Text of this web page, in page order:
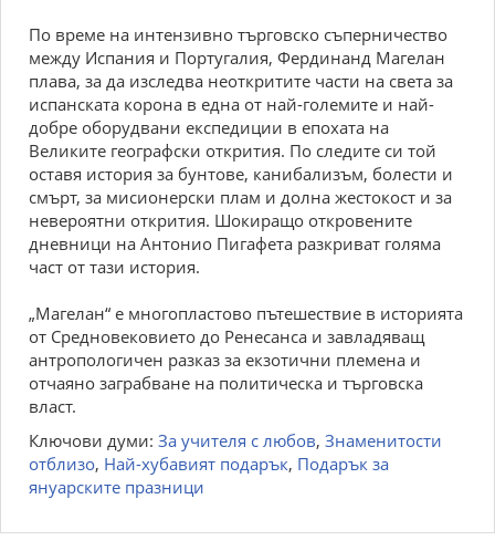
По време на интензивно търговско съперничество
между Испания и Португалия, Фердинанд Магелан
плава, за да изследва неоткритите части на света за
испанската корона в една от най-големите и най-
добре оборудвани експедиции в епохата на
Великите географски открития. По следите си той
оставя история за бунтове, канибализъм, болести и
смърт, за мисионерски плам и долна жестокост и за
невероятни открития. Шокиращо откровените
дневници на Антонио Пигафета разкриват голяма
част от тази история.
„Магелан“ е многопластово пътешествие в историята
от Средновековието до Ренесанса и завладяващ
антропологичен разказ за екзотични племена и
отчаяно заграбване на политическа и търговска
власт.
Ключови думи: За учителя с любов, Знаменитости
отблизо, Най-хубавият подарък, Подарък за
януарските празници